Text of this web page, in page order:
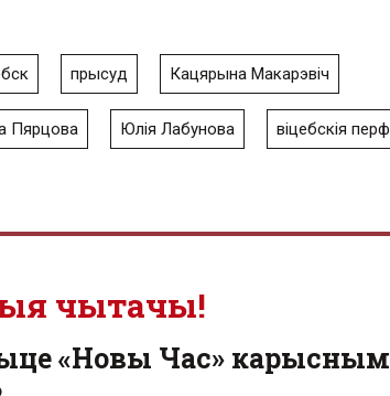
прысуд Кацярына Макарэвіч
Пярцова Юлія Лабунова віцебскія
чытачы!
«Новы Час» карысным